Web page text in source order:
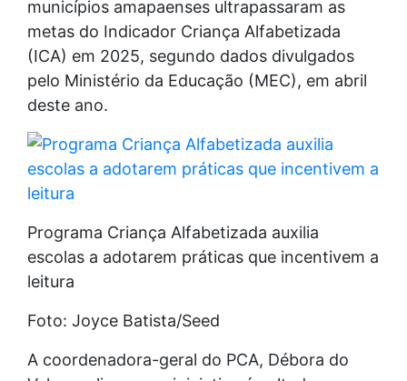
municípios amapaenses ultrapassaram as
metas do Indicador Criança Alfabetizada
(ICA) em 2025, segundo dados divulgados
pelo Ministério da Educação (MEC), em abril
deste ano.
Programa Criança Alfabetizada auxilia
escolas a adotarem práticas que incentivem a
leitura
Foto: Joyce Batista/Seed
A coordenadora-geral do PCA, Débora do